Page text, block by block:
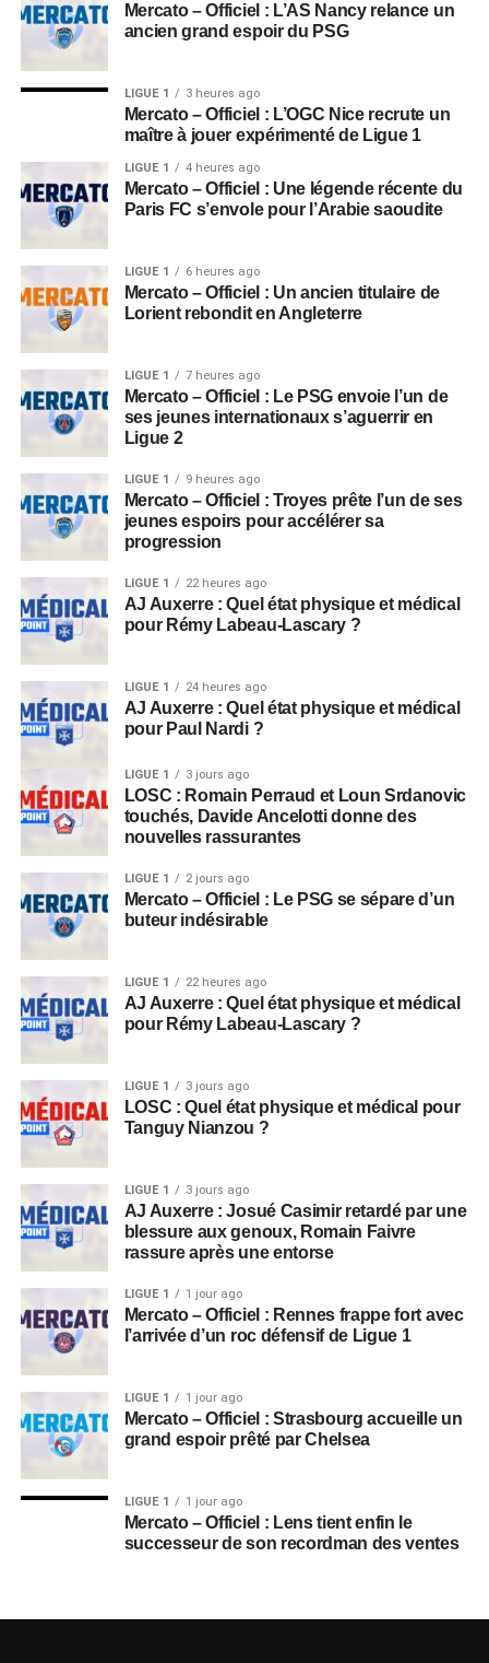
Mercato – Officiel : L’AS Nancy relance un
ancien grand espoir du PSG
LIGUE 1 3 heures ago
Mercato – Officiel : L’OGC Nice recrute un
maître à jouer expérimenté de Ligue 1
LIGUE 1 4 heures ago
Mercato – Officiel : Une légende récente du
Paris FC s’envole pour l’Arabie saoudite
LIGUE 1 6 heures ago
Mercato – Officiel : Un ancien titulaire de
Lorient rebondit en Angleterre
LIGUE 1 7 heures ago
Mercato – Officiel : Le PSG envoie l’un de
ses jeunes internationaux s’aguerrir en
Ligue 2
LIGUE 1 9 heures ago
Mercato – Officiel : Troyes prête l’un de ses
jeunes espoirs pour accélérer sa
progression
LIGUE 1 22 heures ago
AJ Auxerre : Quel état physique et médical
pour Rémy Labeau-Lascary ?
LIGUE 1 24 heures ago
AJ Auxerre : Quel état physique et médical
pour Paul Nardi ?
LIGUE 1 3 jours ago
LOSC : Romain Perraud et Loun Srdanovic
touchés, Davide Ancelotti donne des
nouvelles rassurantes
LIGUE 1 2 jours ago
Mercato – Officiel : Le PSG se sépare d’un
buteur indésirable
LIGUE 1 22 heures ago
AJ Auxerre : Quel état physique et médical
pour Rémy Labeau-Lascary ?
LIGUE 1 3 jours ago
LOSC : Quel état physique et médical pour
Tanguy Nianzou ?
LIGUE 1 3 jours ago
AJ Auxerre : Josué Casimir retardé par une
blessure aux genoux, Romain Faivre
rassure après une entorse
LIGUE 1 1 jour ago
Mercato – Officiel : Rennes frappe fort avec
l’arrivée d’un roc défensif de Ligue 1
LIGUE 1 1 jour ago
Mercato – Officiel : Strasbourg accueille un
grand espoir prêté par Chelsea
LIGUE 1 1 jour ago
Mercato – Officiel : Lens tient enfin le
successeur de son recordman des ventes